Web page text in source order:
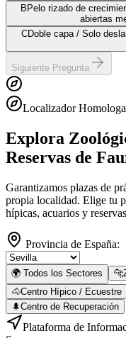
B Pelo rizado de
abiertas
CDoble capa / Solo
Siguiente Pregunta
Localizador
Explora
Reservas de
Garantizamos plazas de
propia localidad. Elige tu
hípicas, acuarios y
Provincia de España:
🌍 Todos los Sectores 🐆
🐴Centro Hípico / Ecuestre
🌲Centro de Recuperación
Plataforma de